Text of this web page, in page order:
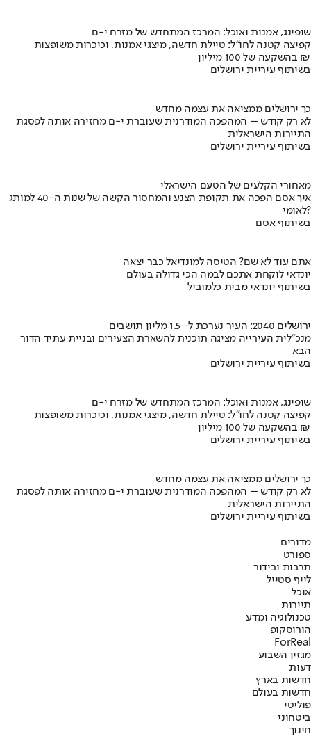
שופינג, אמנות ואוכל: המרכז המתחדש של מזרח י-ם
קפיצה קטנה לחו"ל: טיילת חדשה, מיצגי אמנות, וכיכרות משופצות
בהשקעה של 100 מיליון ₪
בשיתוף עיריית ירושלים
כך ירושלים ממציאה את עצמה מחדש
לא רק קודש – המהפכה המודרנית שעוברת י-ם מחזירה אותה לפסגת
התיירות הישראלית
בשיתוף עיריית ירושלים
מאחורי הקלעים של הטעם הישראלי
איך אסם הפכה את תקופת הצנע והמחסור הקשה של שנות ה-40 למותג
לאומי?
בשיתוף אסם
אתם עוד לא שם? הטיסה למונדיאל כבר יצאה
יונדאי לוקחת אתכם לבמה הכי גדולה בעולם
בשיתוף יונדאי מבית כלמוביל
ירושלים 2040: העיר נערכת ל- 1.5 מליון תושבים
מנכ"לית העירייה מציגה תוכנית להשארת הצעירים ובניית עתיד הדור
הבא
בשיתוף עיריית ירושלים
שופינג, אמנות ואוכל: המרכז המתחדש של מזרח י-ם
קפיצה קטנה לחו"ל: טיילת חדשה, מיצגי אמנות, וכיכרות משופצות
בהשקעה של 100 מיליון ₪
בשיתוף עיריית ירושלים
כך ירושלים ממציאה את עצמה מחדש
לא רק קודש – המהפכה המודרנית שעוברת י-ם מחזירה אותה לפסגת
התיירות הישראלית
בשיתוף עיריית ירושלים
מדורים
ספורט
תרבות ובידור
לייף סטייל
אוכל
תיירות
טכנולוגיה ומדע
הורוסקופ
ForReal
מגזין השבוע
דעות
חדשות בארץ
חדשות בעולם
פוליטי
ביטחוני
חינוך